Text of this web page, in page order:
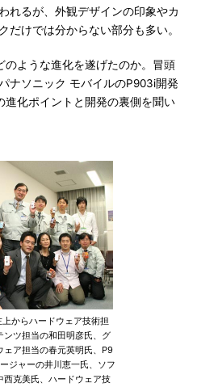
れるが、外観デザインの印象やカ
だけでは分からない部分も多い。
ような進化を遂げたのか。冒頭
ナソニック モバイルのP903i開発
化ポイントと開発の裏側を聞い
からハードウェア技術担
ンツ担当の和田明彦氏、グ
ェア担当の春元英明氏、P9
ジャーの井川恵一氏、ソフ
西克美氏、ハードウェア技